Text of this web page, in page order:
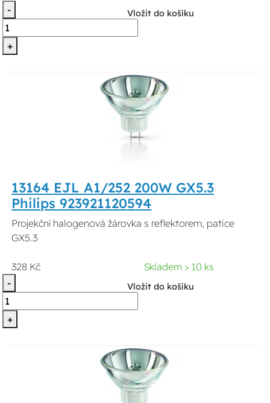
-
+
Vložit do košíku
13164 EJL A1/252 200W GX5.3
Philips 923921120594
Projekční halogenová žárovka s reflektorem, patice
GX5.3
328 Kč
Skladem > 10 ks
-
+
Vložit do košíku